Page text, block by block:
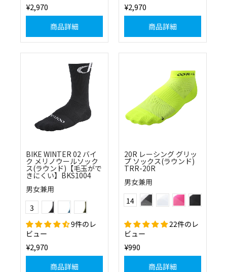
¥2,970
商品詳細
¥2,970
商品詳細
BIKE WINTER 02 バイ
ク メリノウールソック
ス(ラウンド)【毛玉がで
きにくい】BKS1004
男女兼用
Color
3
9件のレ
ビュー
¥2,970
商品詳細
20R レーシング グリッ
プ ソックス(ラウンド)
TRR-20R
男女兼用
Color
14
フラッシュイエロー
ブラック×レッド
ネイビー×ブルー
ネイビー×ピンク
スカイ×ブラ
ネイビー×ホワイト
レッド×ホワイト
ピンク×ブラック
オレンジ×ブラック
グリーン×ブ
22件のレ
ビュー
¥990
商品詳細